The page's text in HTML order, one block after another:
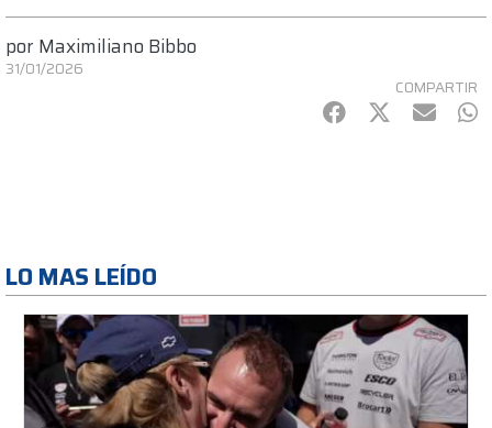
por Maximiliano Bibbo
31/01/2026
COMPARTIR
Facebook
Twitter
mail
LO MAS LEÍDO